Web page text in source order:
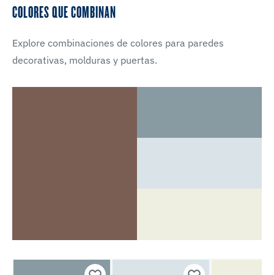
COLORES QUE COMBINAN
Explore combinaciones de colores para paredes
decorativas, molduras y puertas.